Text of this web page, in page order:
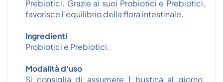
Prebiotici. Grazie ai suoi Probiotici e Prebiotici,
favorisce l’equilibrio della flora intestinale.
Ingredienti
Probiotici e Prebiotici.
Modalità d'uso
Si consiglia di assumere 1 bustina al giorno.